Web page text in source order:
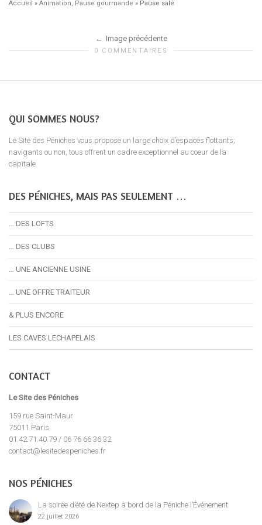
Accueil » Animation, Pause gourmande » Pause salé
Image précédente
0 COMMENTAIRES
QUI SOMMES NOUS?
Le Site des Péniches vous propose un large choix d’espaces flottants;
navigants ou non, tous offrent un cadre exceptionnel au coeur de la
capitale.
DES PÉNICHES, MAIS PAS SEULEMENT …
… DES LOFTS
… DES CLUBS
… UNE ANCIENNE USINE
… UNE OFFRE TRAITEUR
& PLUS ENCORE
LES CAVES LECHAPELAIS
CONTACT
Le Site des Péniches
159 rue Saint-Maur
75011 Paris
01.42.71.40.79 / 06 76 66 36 32
contact@lesitedespeniches.fr
NOS PÉNICHES
La soirée d’été de Nextep à bord de la Péniche l’Événement
22 juillet 2026